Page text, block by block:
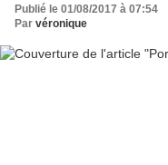
Publié le 01/08/2017 à 07:54
Par véronique